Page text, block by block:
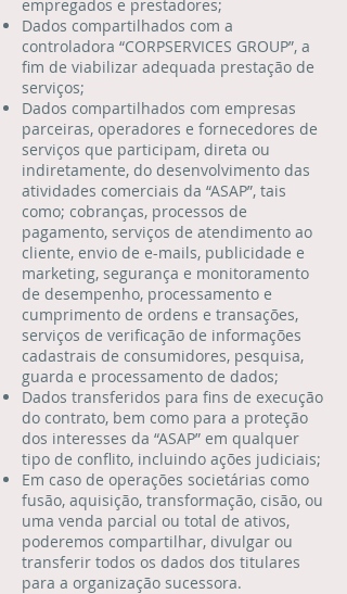
empregados e prestadores;
Dados compartilhados com a
controladora “CORPSERVICES GROUP”, a
fim de viabilizar adequada prestação de
serviços;
Dados compartilhados com empresas
parceiras, operadores e fornecedores de
serviços que participam, direta ou
indiretamente, do desenvolvimento das
atividades comerciais da “ASAP”, tais
como; cobranças, processos de
pagamento, serviços de atendimento ao
cliente, envio de e-mails, publicidade e
marketing, segurança e monitoramento
de desempenho, processamento e
cumprimento de ordens e transações,
serviços de verificação de informações
cadastrais de consumidores, pesquisa,
guarda e processamento de dados;
Dados transferidos para fins de execução
do contrato, bem como para a proteção
dos interesses da “ASAP” em qualquer
tipo de conflito, incluindo ações judiciais;
Em caso de operações societárias como
fusão, aquisição, transformação, cisão, ou
uma venda parcial ou total de ativos,
poderemos compartilhar, divulgar ou
transferir todos os dados dos titulares
para a organização sucessora.